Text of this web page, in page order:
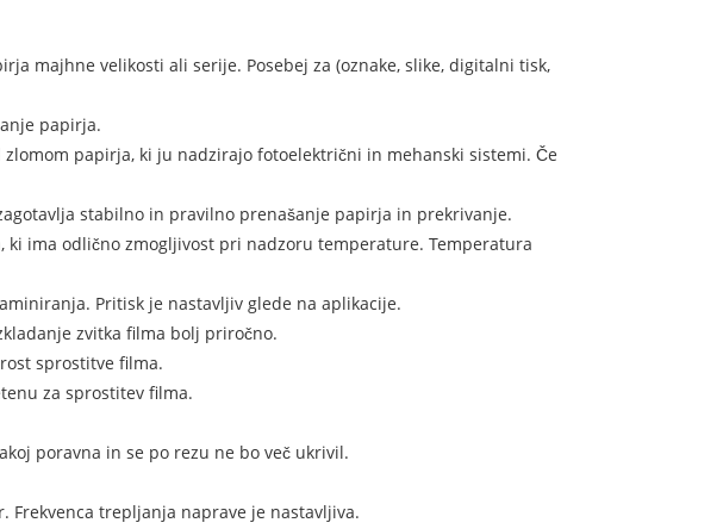
majhne velikosti ali serije. Posebej za (oznake, slike, digitalni tisk,
papirja.
papirja, ki ju nadzirajo fotoelektrični in mehanski sistemi. Če
stabilno in pravilno prenašanje papirja in prekrivanje.
ima odlično zmogljivost pri nadzoru temperature. Temperatura
Pritisk je nastavljiv glede na aplikacije.
zvitka filma bolj priročno.
sprostitve filma.
za sprostitev filma.
poravna in se po rezu ne bo več ukrivil.
trepljanja naprave je nastavljiva.